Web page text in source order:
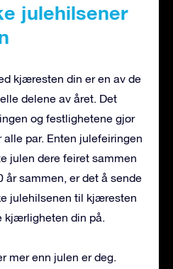
julehilsener
kjæresten din er en av de
delene av året. Det
og festlighetene gjør
par. Enten julefeiringen
julen dere feiret sammen
år sammen, er det å sende
julehilsenen til kjæresten
kjærligheten din på.
mer enn julen er deg.